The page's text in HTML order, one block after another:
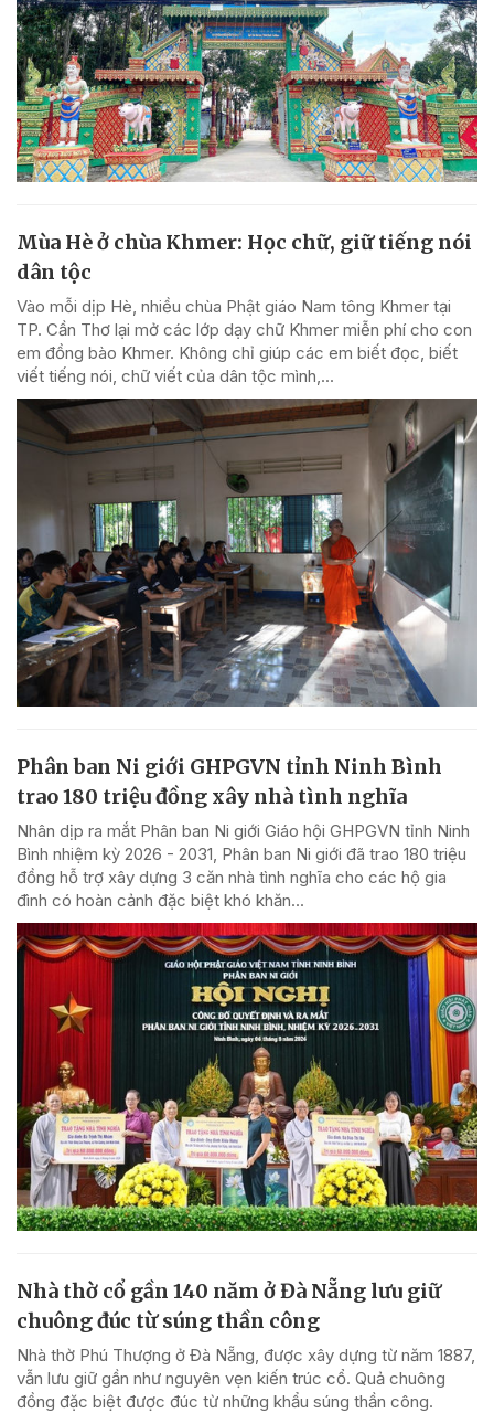
Mùa Hè ở chùa Khmer: Học chữ, giữ tiếng nói
dân tộc
Vào mỗi dịp Hè, nhiều chùa Phật giáo Nam tông Khmer tại
TP. Cần Thơ lại mở các lớp dạy chữ Khmer miễn phí cho con
em đồng bào Khmer. Không chỉ giúp các em biết đọc, biết
viết tiếng nói, chữ viết của dân tộc mình,...
Phân ban Ni giới GHPGVN tỉnh Ninh Bình
trao 180 triệu đồng xây nhà tình nghĩa
Nhân dịp ra mắt Phân ban Ni giới Giáo hội GHPGVN tỉnh Ninh
Bình nhiệm kỳ 2026 - 2031, Phân ban Ni giới đã trao 180 triệu
đồng hỗ trợ xây dựng 3 căn nhà tình nghĩa cho các hộ gia
đình có hoàn cảnh đặc biệt khó khăn...
Nhà thờ cổ gần 140 năm ở Đà Nẵng lưu giữ
chuông đúc từ súng thần công
Nhà thờ Phú Thượng ở Đà Nẵng, được xây dựng từ năm 1887,
vẫn lưu giữ gần như nguyên vẹn kiến trúc cổ. Quả chuông
đồng đặc biệt được đúc từ những khẩu súng thần công.